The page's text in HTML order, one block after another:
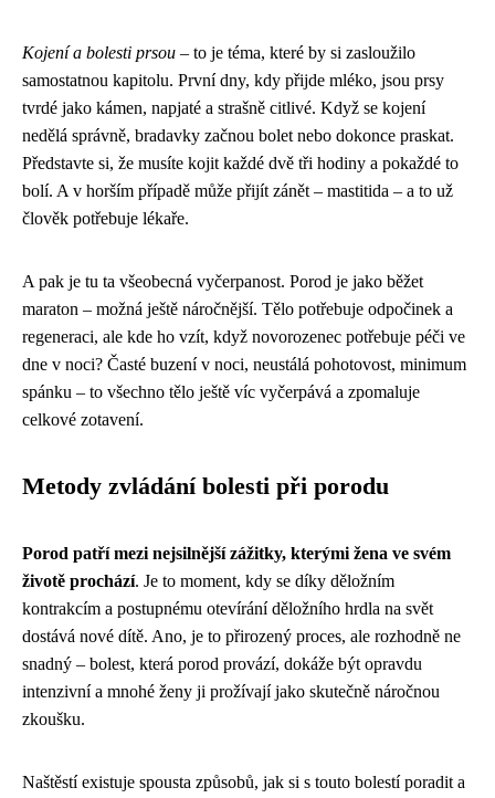
Kojení a bolesti prsou – to je téma, které by si zasloužilo
samostatnou kapitolu. První dny, kdy přijde mléko, jsou prsy
tvrdé jako kámen, napjaté a strašně citlivé. Když se kojení
nedělá správně, bradavky začnou bolet nebo dokonce praskat.
Představte si, že musíte kojit každé dvě tři hodiny a pokaždé to
bolí. A v horším případě může přijít zánět – mastitida – a to už
člověk potřebuje lékaře.
A pak je tu ta všeobecná vyčerpanost. Porod je jako běžet
maraton – možná ještě náročnější. Tělo potřebuje odpočinek a
regeneraci, ale kde ho vzít, když novorozenec potřebuje péči ve
dne v noci? Časté buzení v noci, neustálá pohotovost, minimum
spánku – to všechno tělo ještě víc vyčerpává a zpomaluje
celkové zotavení.
Metody zvládání bolesti při porodu
Porod patří mezi nejsilnější zážitky, kterými žena ve svém
životě prochází. Je to moment, kdy se díky děložním
kontrakcím a postupnému otevírání děložního hrdla na svět
dostává nové dítě. Ano, je to přirozený proces, ale rozhodně ne
snadný – bolest, která porod provází, dokáže být opravdu
intenzivní a mnohé ženy ji prožívají jako skutečně náročnou
zkoušku.
Naštěstí existuje spousta způsobů, jak si s touto bolestí poradit a